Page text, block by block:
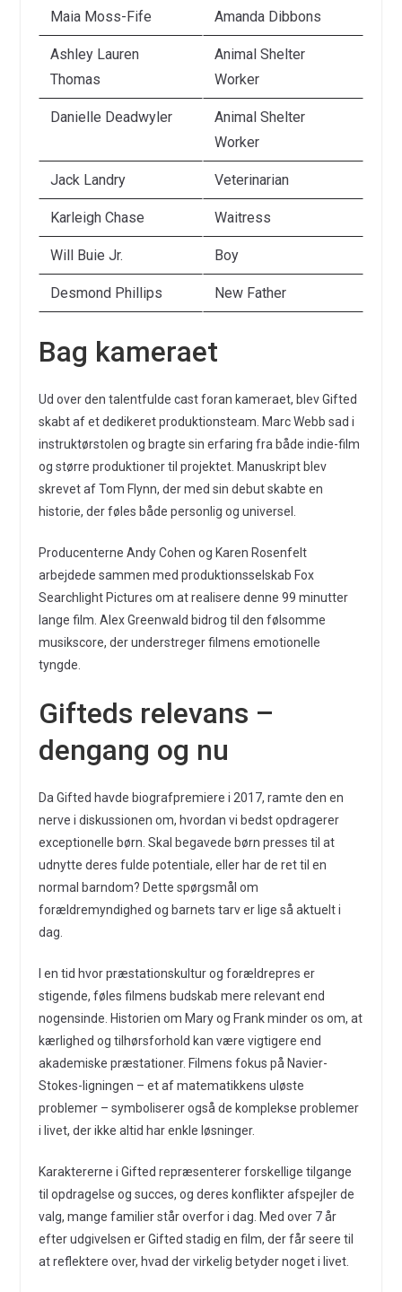
Maia Moss-Fife Amanda Dibbons
Ashley Lauren
Thomas
Animal Shelter
Worker
Danielle Deadwyler
Animal Shelter
Worker
Jack Landry Veterinarian
Karleigh Chase Waitress
Will Buie Jr. Boy
Desmond Phillips New Father
Bag kameraet
Ud over den talentfulde cast foran kameraet, blev Gifted
skabt af et dedikeret produktionsteam. Marc Webb sad i
instruktørstolen og bragte sin erfaring fra både indie-film
og større produktioner til projektet. Manuskript blev
skrevet af Tom Flynn, der med sin debut skabte en
historie, der føles både personlig og universel.
Producenterne Andy Cohen og Karen Rosenfelt
arbejdede sammen med produktionsselskab Fox
Searchlight Pictures om at realisere denne 99 minutter
lange film. Alex Greenwald bidrog til den følsomme
musikscore, der understreger filmens emotionelle
tyngde.
Gifteds relevans –
dengang og nu
Da Gifted havde biografpremiere i 2017, ramte den en
nerve i diskussionen om, hvordan vi bedst opdragerer
exceptionelle børn. Skal begavede børn presses til at
udnytte deres fulde potentiale, eller har de ret til en
normal barndom? Dette spørgsmål om
forældremyndighed og barnets tarv er lige så aktuelt i
dag.
I en tid hvor præstationskultur og forældrepres er
stigende, føles filmens budskab mere relevant end
nogensinde. Historien om Mary og Frank minder os om, at
kærlighed og tilhørsforhold kan være vigtigere end
akademiske præstationer. Filmens fokus på Navier-
Stokes-ligningen – et af matematikkens uløste
problemer – symboliserer også de komplekse problemer
i livet, der ikke altid har enkle løsninger.
Karaktererne i Gifted repræsenterer forskellige tilgange
til opdragelse og succes, og deres konflikter afspejler de
valg, mange familier står overfor i dag. Med over 7 år
efter udgivelsen er Gifted stadig en film, der får seere til
at reflektere over, hvad der virkelig betyder noget i livet.